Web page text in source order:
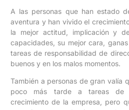
A las personas que han estado
aventura y han vivido el
la mejor actitud, implicación y
capacidades, su mejor cara,
tareas de responsabilidad de
buenos y en los malos momentos.
También a personas de gran valía
poco más tarde a tareas de
crecimiento de la empresa, pero